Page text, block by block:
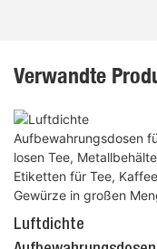
Verwandte
Luftdichte